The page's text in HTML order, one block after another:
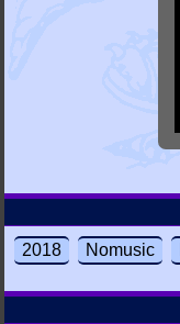
2018 Nomusic